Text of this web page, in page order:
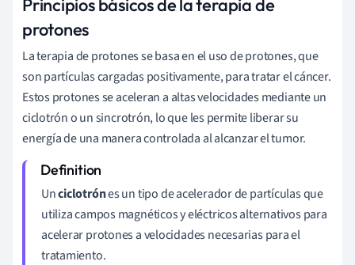
protones
La terapia de protones se basa en el uso de protones, que
son partículas cargadas positivamente, para tratar el cáncer.
Estos protones se aceleran a altas velocidades mediante un
ciclotrón o un sincrotrón, lo que les permite liberar su
energía de una manera controlada al alcanzar el tumor.
Unciclotrónes un tipo de acelerador de partículas que
utiliza campos magnéticos y eléctricos alternativos para
acelerar protones a velocidades necesarias para el
tratamiento.